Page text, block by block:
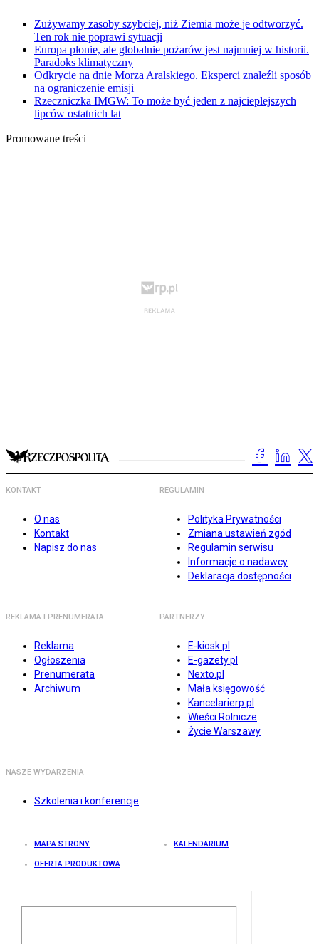
Zużywamy zasoby szybciej, niż Ziemia może je odtworzyć.
Ten rok nie poprawi sytuacji
Europa płonie, ale globalnie pożarów jest najmniej w historii.
Paradoks klimatyczny
Odkrycie na dnie Morza Aralskiego. Eksperci znaleźli sposób
na ograniczenie emisji
Rzeczniczka IMGW: To może być jeden z najcieplejszych
lipców ostatnich lat
Promowane treści
KONTAKT
O nas
Kontakt
Napisz do nas
REGULAMIN
Polityka Prywatności
Zmiana ustawień zgód
Regulamin serwisu
Informacje o nadawcy
Deklaracja dostępności
REKLAMA I PRENUMERATA
Reklama
Ogłoszenia
Prenumerata
Archiwum
PARTNERZY
E-kiosk.pl
E-gazety.pl
Nexto.pl
Mała księgowość
Kancelarierp.pl
Wieści Rolnicze
Życie Warszawy
NASZE WYDARZENIA
Szkolenia i konferencje
MAPA STRONY KALENDARIUM
OFERTA PRODUKTOWA